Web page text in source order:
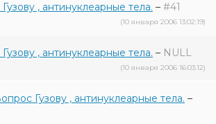
, антинуклеарные тела. – #41
(10 января 2006 13:02:19)
, антинуклеарные тела. – NULL
(10 января 2006 16:03:12)
Гузову , антинуклеарные тела. –